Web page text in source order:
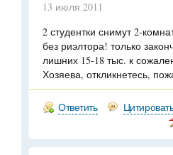
13 июля 2011
2 студентки снимут 2-
без риэлтора! только
лишних 15-18 тыс. к
Хозяева, откликнетесь,
Ответить